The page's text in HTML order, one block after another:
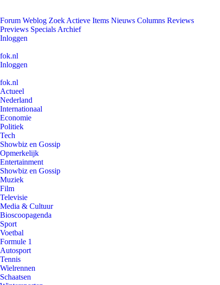
Forum Weblog Zoek Actieve Items Nieuws Columns Reviews
Previews Specials Archief
Inloggen
fok.nl
Inloggen
fok.nl
Actueel
Nederland
Internationaal
Economie
Politiek
Tech
Showbiz en Gossip
Opmerkelijk
Entertainment
Showbiz en Gossip
Muziek
Film
Televisie
Media & Cultuur
Bioscoopagenda
Sport
Voetbal
Formule 1
Autosport
Tennis
Wielrennen
Schaatsen